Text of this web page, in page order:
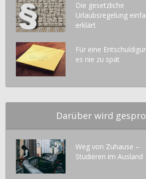
Die gesetzliche
Urlaubsregelung
erklärt
Für eine
es nie zu spät
Darüber wird
Weg von Zuhause –
Studieren im Ausland